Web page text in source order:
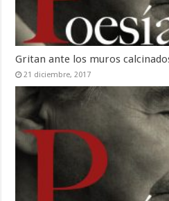
Gritan ante los muros
21 diciembre, 2017